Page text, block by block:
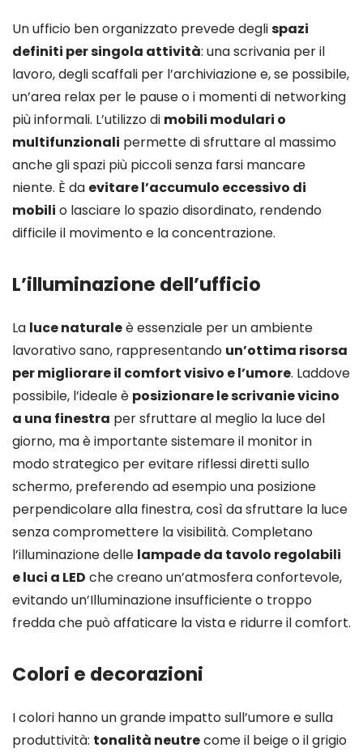
Un ufficio ben organizzato prevede deglispazi
definiti per singola attività: una scrivania per il
lavoro, degli scaffali per l’archiviazione e, se possibile,
un’area relax per le pause o i momenti di networking
più informali. L’utilizzo di mobili modulari o
multifunzionali permette di sfruttare al massimo
anche gli spazi più piccoli senza farsi mancare
niente. È da evitare l’accumulo eccessivo di
mobili o lasciare lo spazio disordinato, rendendo
difficile il movimento e la concentrazione.
L’illuminazione dell’ufficio
La luce naturaleè essenziale per un ambiente
lavorativo sano, rappresentando un’ottima risorsa
per migliorare il comfort visivo e l’umore. Laddove
possibile, l’ideale è posizionare le scrivanie vicino
a una finestra per sfruttare al meglio la luce del
giorno, ma è importante sistemare il monitor in
modo strategico per evitare riflessi diretti sullo
schermo, preferendo ad esempio una posizione
perpendicolare alla finestra, così da sfruttare la luce
senza compromettere la visibilità. Completano
l’illuminazione delle lampade da tavolo regolabili
e luci a LED che creano un’atmosfera confortevole,
evitando un’Illuminazione insufficiente o troppo
fredda che può affaticare la vista e ridurre il comfort.
Colori e decorazioni
I colori hanno un grande impatto sull’umore e sulla
produttività: tonalità neutrecome il beige o il grigio